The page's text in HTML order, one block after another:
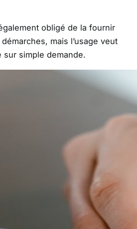
obligé de la fournir
mais l’usage veut
sur simple demande.